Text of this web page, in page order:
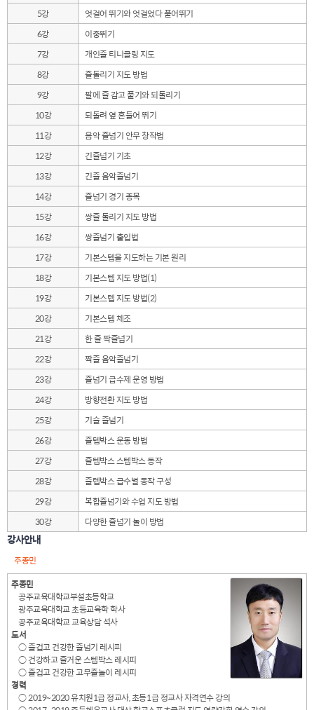
5강
엇걸어 뛰기와 엇걸었다 풀어뛰기
6강
이중뛰기
7강
개인줄 티니클링 지도
8강
줄돌리기 지도 방법
9강
팔에 줄 감고 풀기와 되돌리기
10강
되돌려 옆 흔들어 뛰기
11강
음악 줄넘기 안무 창작법
12강
긴줄넘기 기초
13강
긴줄 음악줄넘기
14강
줄넘기 경기 종목
15강
쌍줄 돌리기 지도 방법
16강
쌍줄넘기 출입법
17강
기본스텝을 지도하는 기본 원리
18강
기본스텝 지도 방법(1)
19강
기본스텝 지도 방법(2)
20강
기본스텝 체조
21강
한 줄 짝줄넘기
22강
짝줄 음악줄넘기
23강
줄넘기 급수제 운영 방법
24강
방향전환 지도 방법
25강
기술 줄넘기
26강
줄텝박스 운동 방법
27강
줄텝박스 스텝박스 동작
28강
줄텝박스 급수별 동작 구성
29강
복합줄넘기와 수업 지도 방법
30강
다양한 줄넘기 놀이 방법
강사안내
주종민
주종민
공주교육대학교부설초등학교
광주교육대학교 초등교육학 학사
공주교육대학교 교육상담 석사
도서
○ 즐겁고 건강한 줄넘기 레시피
○ 건강하고 즐거운 스텝박스 레시피
○ 즐겁고 건강한 고무줄놀이 레시피
경력
○ 2019~2020 유치원1급 정교사, 초등1급 정교사 자격연수 강의